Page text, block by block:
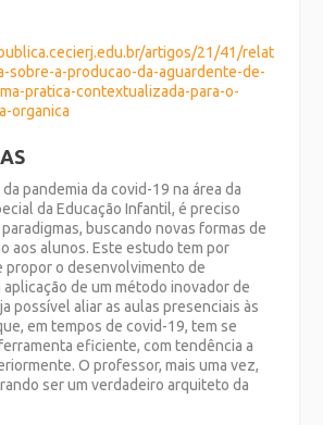
artigos/21/41/relat
sobre-a-producao-da-aguardente-de-
pratica-contextualizada-para-o-
organica
pandemia da covid-19 na área da
da Educação Infantil, é preciso
buscando novas formas de
aos alunos. Este estudo tem por
propor o desenvolvimento de
de um método inovador de
possível aliar as aulas presenciais às
em tempos de covid-19, tem se
eficiente, com tendência a
O professor, mais uma vez,
ser um verdadeiro arquiteto da